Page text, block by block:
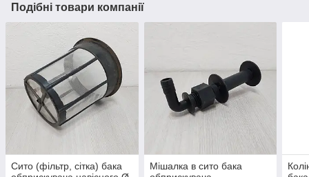
Подібні товари компанії
Сито (фільтр, сітка) бака
Мішалка в сито бака